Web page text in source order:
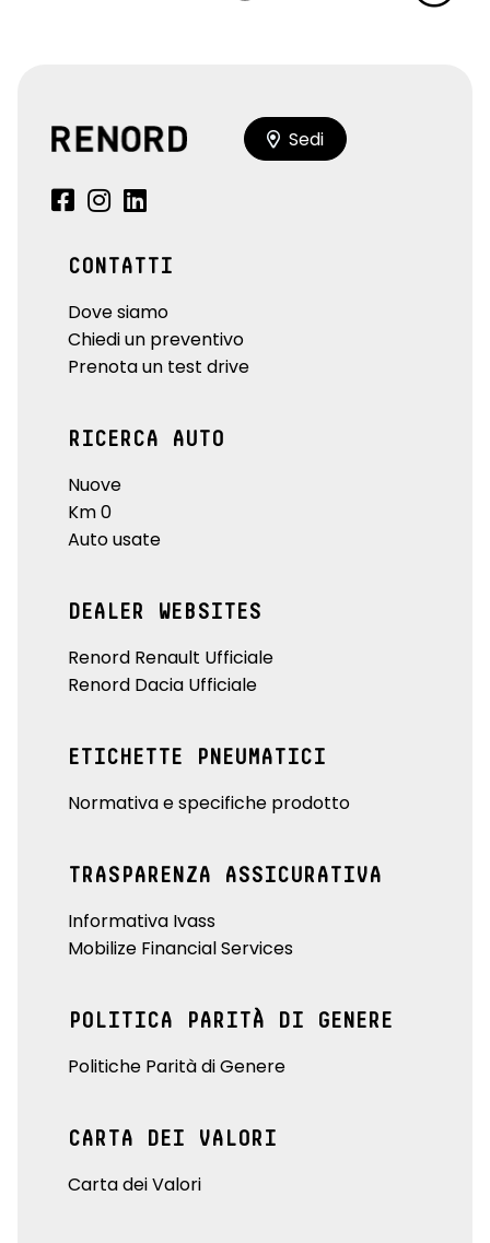
Sedi
CONTATTI
Dove siamo
Chiedi un preventivo
Prenota un test drive
RICERCA AUTO
Nuove
Km 0
Auto usate
DEALER WEBSITES
Renord Renault Ufficiale
Renord Dacia Ufficiale
ETICHETTE PNEUMATICI
Normativa e specifiche prodotto
TRASPARENZA ASSICURATIVA
Informativa Ivass
Mobilize Financial Services
POLITICA PARITÀ DI GENERE
Politiche Parità di Genere
CARTA DEI VALORI
Carta dei Valori